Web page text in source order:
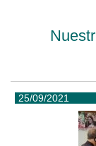
25/09/2021